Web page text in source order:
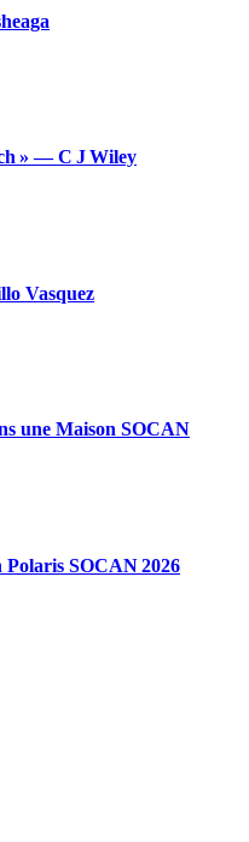
» — C J Wiley
Vasquez
une Maison SOCAN
Polaris SOCAN 2026